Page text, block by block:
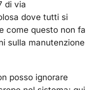
di via
dove tutti si
come questo non fa
sulla manutenzione
posso ignorare